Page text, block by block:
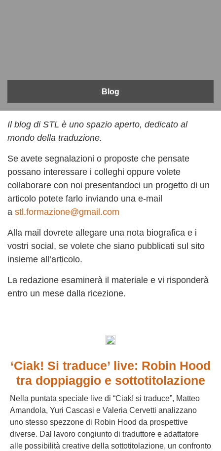
Blog
Il blog di STL è uno spazio aperto, dedicato al
mondo della traduzione.
Se avete segnalazioni o proposte che pensate
possano interessare i colleghi oppure volete
collaborare con noi presentandoci un progetto di un
articolo potete farlo inviando una e-mail
a stl.formazione@gmail.com
Alla mail dovrete allegare una nota biografica e i
vostri social, se volete che siano pubblicati sul sito
insieme all’articolo.
La redazione esaminerà il materiale e vi risponderà
entro un mese dalla ricezione.
‘Ciak! Si traduce’ live: Robin Hood
tra doppiaggio e sottotitolazione
Nella puntata speciale live di “Ciak! si traduce”, Matteo
Amandola, Yuri Cascasi e Valeria Cervetti analizzano
uno stesso spezzone di Robin Hood da prospettive
diverse. Dal lavoro congiunto di traduttore e adattatore
alle possibilità creative della sottotitolazione, un confronto